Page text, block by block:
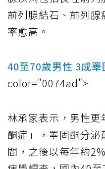
前列腺結石、前列
率愈高。
40至70歲男性 3成睪
color="0074ad">
林承家表示，男性
酮症」，睪固酮分
間，之後以每年約